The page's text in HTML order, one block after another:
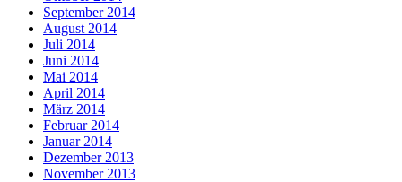
September 2014
August 2014
Juli 2014
Juni 2014
Mai 2014
April 2014
März 2014
Februar 2014
Januar 2014
Dezember 2013
November 2013